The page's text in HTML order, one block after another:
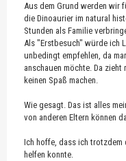
Aus dem Grund werden wir
die Dinoaurier im natural
Stunden als Familie
Als "Erstbesuch" würde ich
unbedingt empfehlen, da
anschauen möchte. Da
keinen Spaß machen.
Wie gesagt. Das ist alles
von anderen Eltern können
Ich hoffe, dass ich trotzdem
helfen konnte.